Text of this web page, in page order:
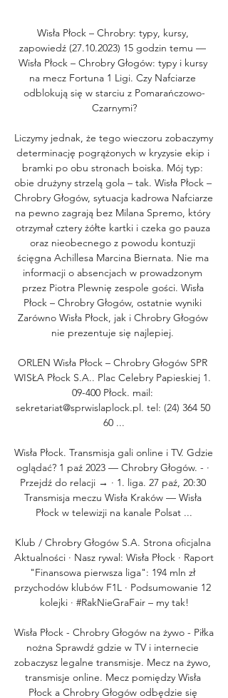
Wisła Płock – Chrobry: typy, kursy,
zapowiedź (27.10.2023) 15 godzin temu —
Wisła Płock – Chrobry Głogów: typy i kursy
na mecz Fortuna 1 Ligi. Czy Nafciarze
odblokują się w starciu z Pomarańczowo-
Czarnymi?
Liczymy jednak, że tego wieczoru zobaczymy
determinację pogrążonych w kryzysie ekip i
bramki po obu stronach boiska. Mój typ:
obie drużyny strzelą gola – tak. Wisła Płock –
Chrobry Głogów, sytuacja kadrowa Nafciarze
na pewno zagrają bez Milana Spremo, który
otrzymał cztery żółte kartki i czeka go pauza
oraz nieobecnego z powodu kontuzji
ścięgna Achillesa Marcina Biernata. Nie ma
informacji o absencjach w prowadzonym
przez Piotra Plewnię zespole gości. Wisła
Płock – Chrobry Głogów, ostatnie wyniki
Zarówno Wisła Płock, jak i Chrobry Głogów
nie prezentuje się najlepiej.
ORLEN Wisła Płock – Chrobry Głogów SPR
WISŁA Płock S.A.. Plac Celebry Papieskiej 1.
09-400 Płock. mail:
sekretariat@sprwislaplock.pl. tel: (24) 364 50
60 ...
Wisła Płock. Transmisja gali online i TV. Gdzie
oglądać? 1 paź 2023 — Chrobry Głogów. - ·
Przejdź do relacji → · 1. liga. 27 paź, 20:30
Transmisja meczu Wisła Kraków — Wisła
Płock w telewizji na kanale Polsat ...
Klub / Chrobry Głogów S.A. Strona oficjalna
Aktualności · Nasz rywal: Wisła Płock · Raport
"Finansowa pierwsza liga": 194 mln zł
przychodów klubów F1L · Podsumowanie 12
kolejki · #RakNieGraFair – my tak!
Wisła Płock - Chrobry Głogów na żywo - Piłka
nożna Sprawdź gdzie w TV i internecie
zobaczysz legalne transmisje. Mecz na żywo,
transmisje online. Mecz pomiędzy Wisła
Płock a Chrobry Głogów odbędzie się